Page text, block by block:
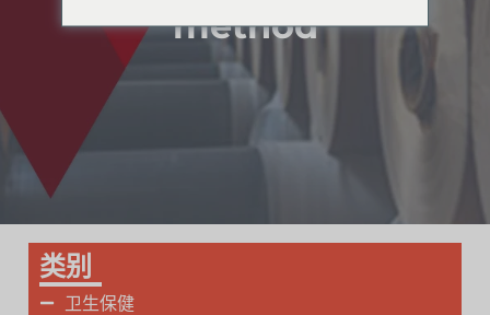
method
类别
卫生保健